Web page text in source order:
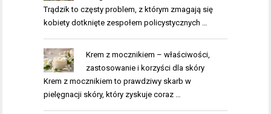
Trądzik to częsty problem, z którym zmagają się
kobiety dotknięte zespołem policystycznych …
Krem z mocznikiem – właściwości,
zastosowanie i korzyści dla skóry
Krem z mocznikiem to prawdziwy skarb w
pielęgnacji skóry, który zyskuje coraz …